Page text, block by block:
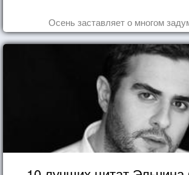
Осень заставляет о многом